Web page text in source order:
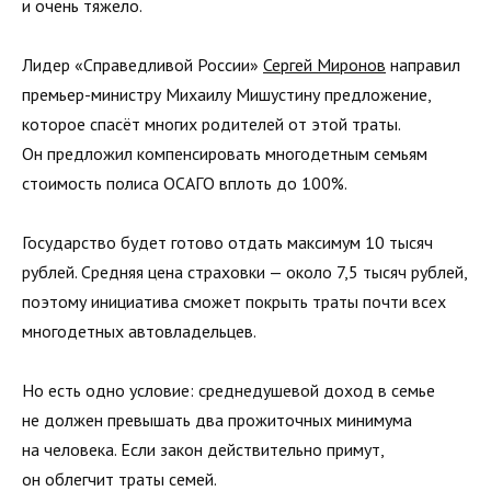
и очень тяжело.
Лидер «Справедливой России» Сергей Миронов направил
премьер-министру Михаилу Мишустину предложение,
которое спасёт многих родителей от этой траты.
Он предложил компенсировать многодетным семьям
стоимость полиса ОСАГО вплоть до 100%.
Государство будет готово отдать максимум 10 тысяч
рублей. Средняя цена страховки — около 7,5 тысяч рублей,
поэтому инициатива сможет покрыть траты почти всех
многодетных автовладельцев.
Но есть одно условие: среднедушевой доход в семье
не должен превышать два прожиточных минимума
на человека. Если закон действительно примут,
он облегчит траты семей.